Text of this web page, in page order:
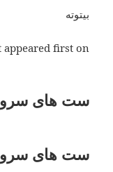
بیتوته
appeared first on .
ست های
ست های